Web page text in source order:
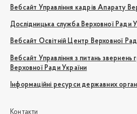
Вебсайт Управління кадрів Апарату
Дослідницька служба Верховної Ради
Вебсайт Освітній Центр Верховної
Вебсайт Управління з питань
Верховної Ради України
Інформаційні ресурси державних
Контакти